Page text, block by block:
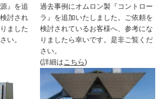
』を追
討され
ました
い。
過去事例にオムロン製『コントロー
ラ』を追加いたしました。ご依頼を
検討されているお客様へ、参考にな
りましたら幸いです。是非ご覧くだ
さい。
(詳細はこちら)